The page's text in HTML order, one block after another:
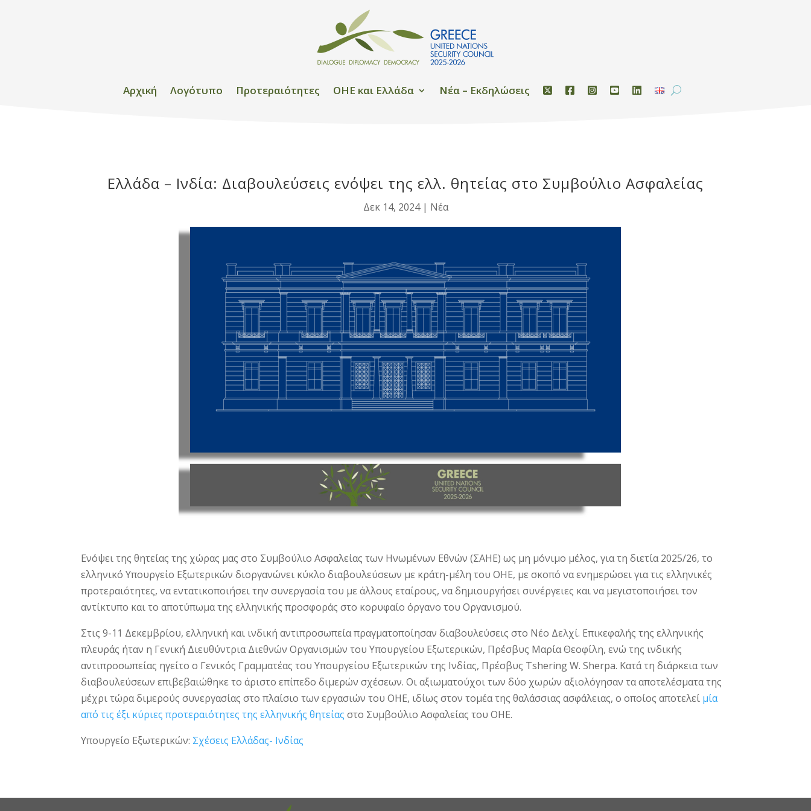
Αρχική Λογότυπο Προτεραιότητες OHE και Ελλάδα Νέα – Εκδηλώσεις
Ελλάδα – Ινδία: Διαβουλεύσεις ενόψει της ελλ. θητείας στο Συμβούλιο Ασφαλείας
Δεκ 14, 2024| Νέα
Ενόψει της θητείας της χώρας μας στο Συμβούλιο Ασφαλείας των Ηνωμένων Εθνών (ΣΑΗΕ) ως μη μόνιμο μέλος, για τη διετία 2025/26, το
ελληνικό Υπουργείο Εξωτερικών διοργανώνει κύκλο διαβουλεύσεων με κράτη-μέλη του ΟΗΕ, με σκοπό να ενημερώσει για τις ελληνικές
προτεραιότητες, να εντατικοποιήσει την συνεργασία του με άλλους εταίρους, να δημιουργήσει συνέργειες και να μεγιστοποιήσει τον
αντίκτυπο και το αποτύπωμα της ελληνικής προσφοράς στο κορυφαίο όργανο του Οργανισμού.
Στις 9-11 Δεκεμβρίου, ελληνική και ινδική αντιπροσωπεία πραγματοποίησαν διαβουλεύσεις στο Νέο Δελχί. Επικεφαλής της ελληνικής
πλευράς ήταν η Γενική Διευθύντρια Διεθνών Οργανισμών του Υπουργείου Εξωτερικών, Πρέσβυς Μαρία Θεοφίλη, ενώ της ινδικής
αντιπροσωπείας ηγείτο ο Γενικός Γραμματέας του Υπουργείου Εξωτερικών της Ινδίας, Πρέσβυς Tshering W. Sherpa. Κατά τη διάρκεια των
διαβουλεύσεων επιβεβαιώθηκε το άριστο επίπεδο διμερών σχέσεων. Οι αξιωματούχοι των δύο χωρών αξιολόγησαν τα αποτελέσματα της
μέχρι τώρα διμερούς συνεργασίας στο πλαίσιο των εργασιών του ΟΗΕ, ιδίως στον τομέα της θαλάσσιας ασφάλειας, ο οποίος αποτελεί μία
από τις έξι κύριες προτεραιότητες της ελληνικής θητείαςστο Συμβούλιο Ασφαλείας του ΟΗΕ.
Υπουργείο Εξωτερικών: Σχέσεις Ελλάδας- Ινδίας